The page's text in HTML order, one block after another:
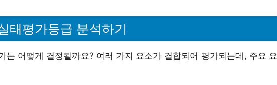
태평가등급 분석하기
는 어떻게 결정될까요? 여러 가지 요소가 결합되어 평가되는데, 주요 요